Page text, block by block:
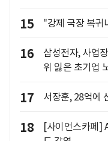
15 "강제 국장 복
16
삼성전자, 사업
위 잃은 초기업
17 서장훈, 28억에
18
[사이언스카페]